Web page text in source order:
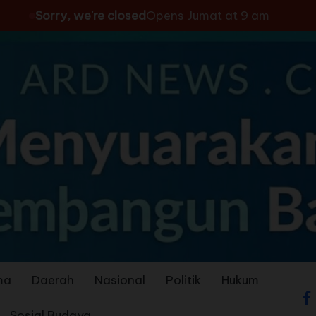
Sorry, we're closedOpens Jumat at 9 am
Daerah Nasional Politik Hukum